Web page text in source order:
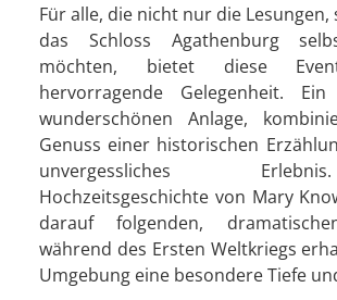
Für alle, die nicht nur die
das Schloss Agathenburg
möchten, bietet diese
hervorragende Gelegenheit.
wunderschönen Anlage,
Genuss einer historischen
unvergessliches
Hochzeitsgeschichte von Mary
darauf folgenden,
während des Ersten Weltkriegs
Umgebung eine besondere Tiefe